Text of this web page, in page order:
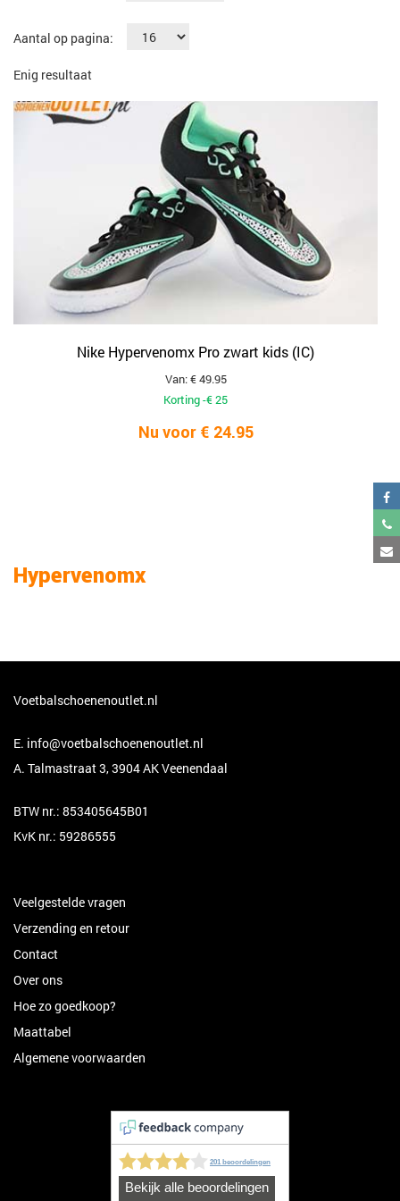
Aantal op pagina:
Enig resultaat
Nike Hypervenomx Pro zwart kids (IC)
Van: € 49.95
Korting -€ 25
Nu voor € 24.95
Hypervenomx
Voetbalschoenenoutlet.nl
E. info@voetbalschoenenoutlet.nl
A. Talmastraat 3, 3904 AK Veenendaal
BTW nr.: 853405645B01
KvK nr.: 59286555
Veelgestelde vragen
Verzending en retour
Contact
Over ons
Hoe zo goedkoop?
Maattabel
Algemene voorwaarden